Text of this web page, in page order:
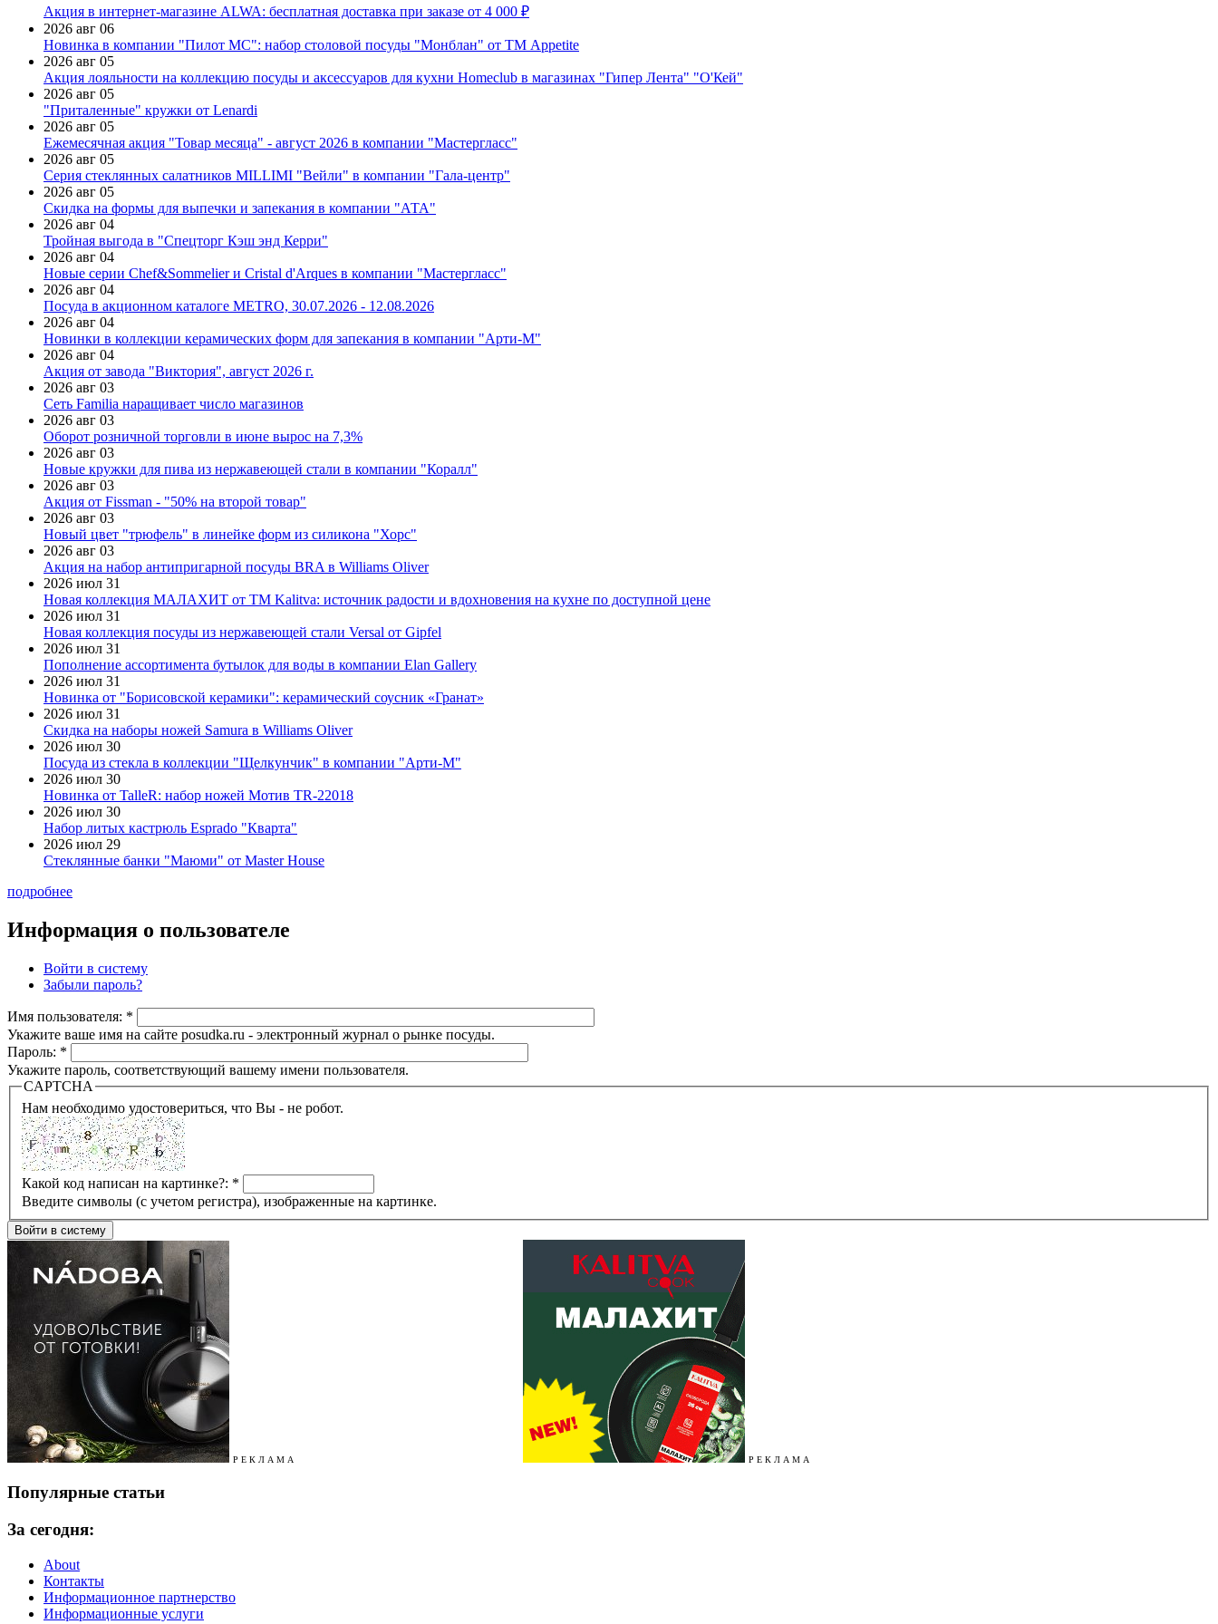
Акция в интернет-магазине ALWA: бесплатная доставка при заказе от 4 000 ₽
2026 авг 06
Новинка в компании "Пилот МС": набор столовой посуды "Монблан" от ТМ Appetite
2026 авг 05
Акция лояльности на коллекцию посуды и аксессуаров для кухни Homeclub в магазинах "Гипер Лента" "О'Кей"
2026 авг 05
"Приталенные" кружки от Lenardi
2026 авг 05
Ежемесячная акция "Товар месяца" - август 2026 в компании "Мастергласс"
2026 авг 05
Серия стеклянных салатников MILLIMI "Вейли" в компании "Гала-центр"
2026 авг 05
Скидка на формы для выпечки и запекания в компании "АТА"
2026 авг 04
Тройная выгода в "Спецторг Кэш энд Керри"
2026 авг 04
Новые серии Chef&Sommelier и Cristal d'Arques в компании "Мастергласс"
2026 авг 04
Посуда в акционном каталоге METRO, 30.07.2026 - 12.08.2026
2026 авг 04
Новинки в коллекции керамических форм для запекания в компании "Арти-М"
2026 авг 04
Акция от завода "Виктория", август 2026 г.
2026 авг 03
Сеть Familia наращивает число магазинов
2026 авг 03
Оборот розничной торговли в июне вырос на 7,3%
2026 авг 03
Новые кружки для пива из нержавеющей стали в компании "Коралл"
2026 авг 03
Акция от Fissman - "50% на второй товар"
2026 авг 03
Новый цвет "трюфель" в линейке форм из силикона "Хорс"
2026 авг 03
Акция на набор антипригарной посуды BRA в Williams Oliver
2026 июл 31
Новая коллекция МАЛАХИТ от ТМ Kalitva: источник радости и вдохновения на кухне по доступной цене
2026 июл 31
Новая коллекция посуды из нержавеющей стали Versal от Gipfel
2026 июл 31
Пополнение ассортимента бутылок для воды в компании Elan Gallery
2026 июл 31
Новинка от "Борисовской керамики": керамический соусник «Гранат»
2026 июл 31
Скидка на наборы ножей Samura в Williams Oliver
2026 июл 30
Посуда из стекла в коллекции "Щелкунчик" в компании "Арти-М"
2026 июл 30
Новинка от TalleR: набор ножей Мотив TR-22018
2026 июл 30
Набор литых кастрюль Esprado "Кварта"
2026 июл 29
Стеклянные банки "Маюми" от Master House
подробнее
Информация о пользователе
Войти в систему
Забыли пароль?
Имя пользователя: *
Укажите ваше имя на сайте posudka.ru - электронный журнал о рынке посуды.
Пароль: *
Укажите пароль, соответствующий вашему имени пользователя.
CAPTCHA
Нам необходимо удостовериться, что Вы - не робот.
Какой код написан на картинке?: *
Введите символы (с учетом регистра), изображенные на картинке.
Р Е К Л А М А Р Е К Л А М А
Популярные статьи
За сегодня:
About
Контакты
Информационное партнерство
Информационные услуги